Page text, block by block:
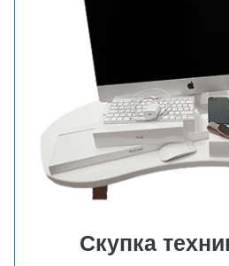
Скупка